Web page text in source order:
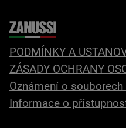
PODMÍNKY A
ZÁSADY OCHRANY
Oznámení o
Informace o